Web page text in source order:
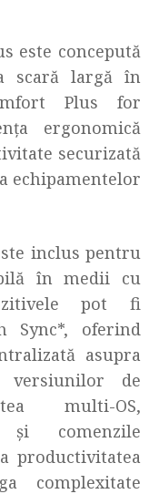
este concepută
scară largă în
Plus for
ergonomică
securizată
echipamentelor
inclus pentru
în medii cu
pot fi
Sync*, oferind
asupra
de
multi-OS,
și comenzile
productivitatea
complexitate